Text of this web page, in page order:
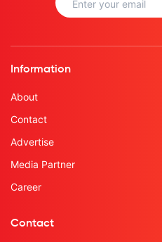
Information
About
Contact
Advertise
Media Partner
Career
Contact